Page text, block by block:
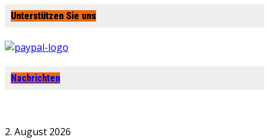
Unterstützen Sie uns
Nachrichten
2. August 2026